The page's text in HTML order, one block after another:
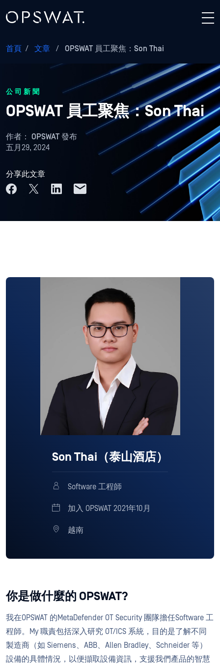
首頁 / 文章 / OPSWAT 員工聚焦：Son Thai
公司新聞
OPSWAT 員工聚焦：Son Thai
作者： OPSWAT 發布
五月29, 2024
分享此文章
Son Thai（泰山酒店）
Software 工程師
加入 OPSWAT 2021年10月
越南
你是做什麼的 OPSWAT?
我在OPSWAT 的MetaDefender OT Security 團隊擔任Software 工
程師。My 職責包括深入研究 OT/ICS 系統，目的是了解不同
製造商（如 Siemens、ABB、Allen Bradley、Schneider 等）
設備的具體情況，以便擷取設備資訊，支援我們產品的智慧